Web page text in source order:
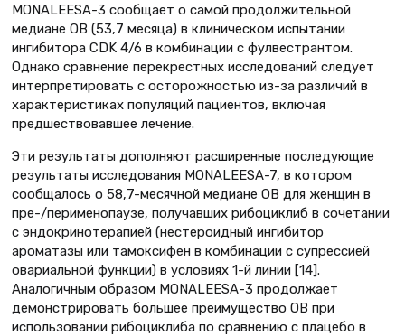
MONALEESA-3 сообщает о самой продолжительной
медиане ОВ (53,7 месяца) в клиническом испытании
ингибитора CDK 4/6 в комбинации с фулвестрантом.
Однако сравнение перекрестных исследований следует
интерпретировать с осторожностью из-за различий в
характеристиках популяций пациентов, включая
предшествовавшее лечение.
Эти результаты дополняют расширенные последующие
результаты исследования MONALEESA-7, в котором
сообщалось о 58,7-месячной медиане ОВ для женщин в
пре-/перименопаузе, получавших рибоциклиб в сочетании
с эндокринотерапией (нестероидный ингибитор
ароматазы или тамоксифен в комбинации с супрессией
овариальной функции) в условиях 1-й линии [14].
Аналогичным образом MONALEESA-3 продолжает
демонстрировать большее преимущество ОВ при
использовании рибоциклиба по сравнению с плацебо в